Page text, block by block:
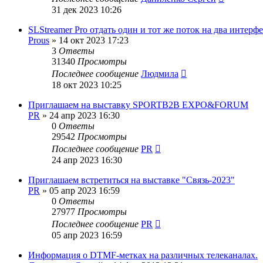
31 дек 2023 10:26
SLStreamer Pro отдать один и тот же поток на два
Prous » 14 окт 2023 17:23
3 Ответы
31340 Просмотры
Последнее сообщение Людмила
18 окт 2023 10:25
Приглашаем на выставку SPORTB2B EXPO&FORUM
PR » 24 апр 2023 16:30
0 Ответы
29542 Просмотры
Последнее сообщение PR
24 апр 2023 16:30
Приглашаем встретиться на выставке "Связь-2023"
PR » 05 апр 2023 16:59
0 Ответы
27977 Просмотры
Последнее сообщение PR
05 апр 2023 16:59
Информация о DTMF-метках на различных телеканалах.